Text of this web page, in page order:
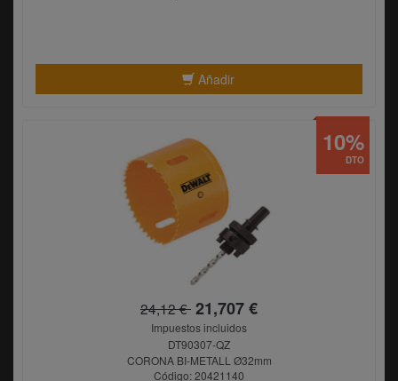
Añadir
24,12 € 21,707 €
Impuestos incluidos
DT90307-QZ
CORONA BI-METALL Ø32mm
Código: 20421140
DTO
10%